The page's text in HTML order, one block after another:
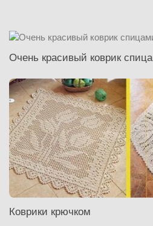
Очень красивый коврик
Коврики крючком